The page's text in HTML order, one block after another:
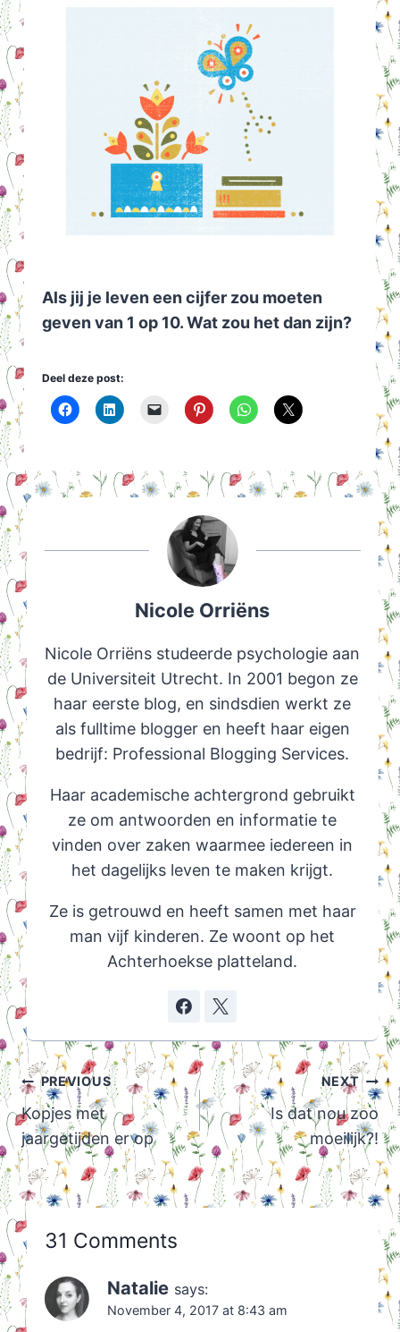
Als jij je leven een cijfer zou moeten
geven van 1 op 10. Wat zou het dan zijn?
Deel deze post:
Nicole Orriëns
Nicole Orriëns studeerde psychologie aan
de Universiteit Utrecht. In 2001 begon ze
haar eerste blog, en sindsdien werkt ze
als fulltime blogger en heeft haar eigen
bedrijf: Professional Blogging Services.
Haar academische achtergrond gebruikt
ze om antwoorden en informatie te
vinden over zaken waarmee iedereen in
het dagelijks leven te maken krijgt.
Ze is getrouwd en heeft samen met haar
man vijf kinderen. Ze woont op het
Achterhoekse platteland.
Post
navigation
PREVIOUS
Kopjes met
jaargetijden er op
NEXT
Is dat nou zoo
moeilijk?!
31 Comments
Natalie says:
November 4, 2017 at 8:43 am